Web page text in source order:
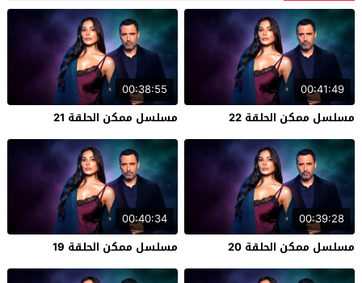
00:41:49
مسلسل ممكن الحلقة 22
00:38:55
مسلسل ممكن الحلقة 21
00:39:28
مسلسل ممكن الحلقة 20
00:40:34
مسلسل ممكن الحلقة 19